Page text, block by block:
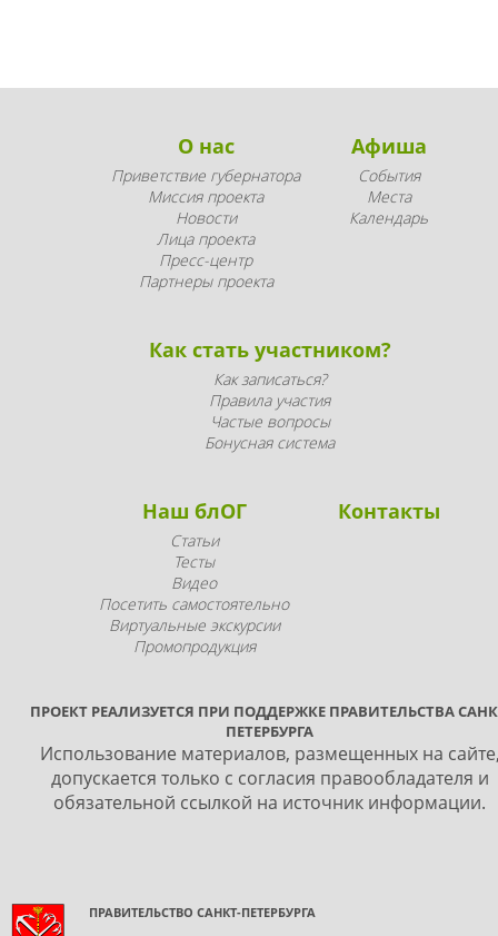
О нас
Приветствие губернатора
Миссия проекта
Новости
Лица проекта
Пресс-центр
Партнеры проекта
Афиша
События
Места
Календарь
Как стать участником?
Как записаться?
Правила участия
Частые вопросы
Бонусная система
Наш блОГ
Статьи
Тесты
Видео
Посетить самостоятельно
Виртуальные экскурсии
Промопродукция
Контакты
ПРОЕКТ РЕАЛИЗУЕТСЯ ПРИ ПОДДЕРЖКЕ ПРАВИТЕЛЬСТВА
ПЕТЕРБУРГА
Использование материалов, размещенных на
допускается только с согласия правообладателя и
обязательной ссылкой на источник информации.
ПРАВИТЕЛЬСТВО САНКТ-ПЕТЕРБУРГА